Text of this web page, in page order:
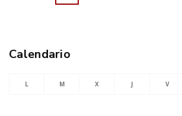
Calendario
L M X J V